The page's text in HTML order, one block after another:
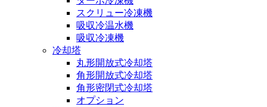
スクリュー冷凍機
吸収冷温水機
吸収冷凍機
冷却塔
丸形開放式冷却塔
角形開放式冷却塔
角形密閉式冷却塔
オプション